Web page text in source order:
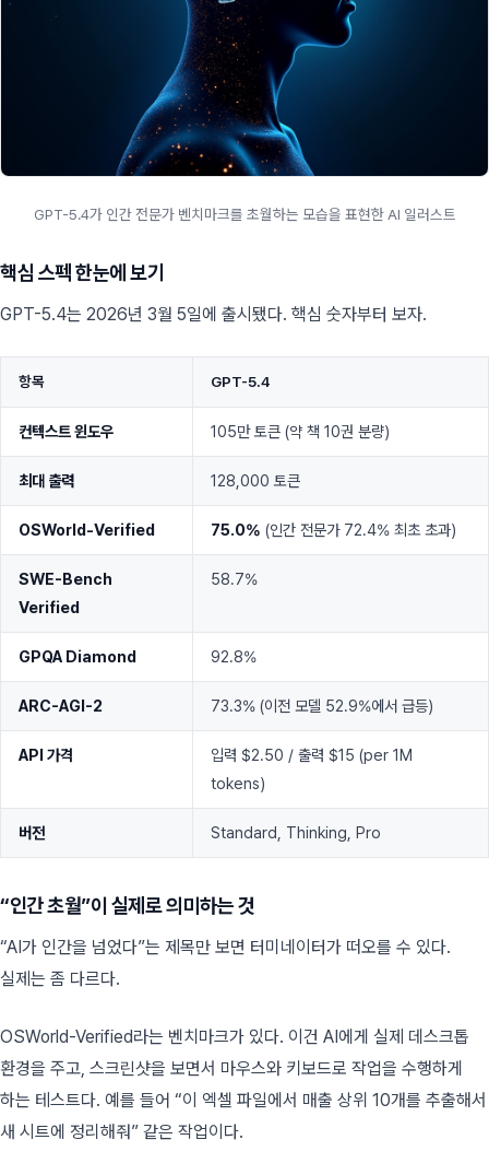
GPT-5.4가 인간 전문가 벤치마크를 초월하는 모습을 표현한 AI 일러스트
핵심 스펙 한눈에 보기
GPT-5.4는 2026년 3월 5일에 출시됐다. 핵심 숫자부터 보자.
항목 GPT-5.4
컨텍스트 윈도우 105만 토큰 (약 책 10권 분량)
최대 출력 128,000 토큰
OSWorld-Verified 75.0% (인간 전문가 72.4% 최초 초과)
SWE-Bench
Verified
58.7%
GPQA Diamond 92.8%
ARC-AGI-2 73.3% (이전 모델 52.9%에서 급등)
API 가격
입력 $2.50 / 출력 $15 (per 1M
tokens)
버전 Standard, Thinking, Pro
“인간 초월”이 실제로 의미하는 것
“AI가 인간을 넘었다”는 제목만 보면 터미네이터가 떠오를 수 있다.
실제는 좀 다르다.
OSWorld-Verified라는 벤치마크가 있다. 이건 AI에게 실제 데스크톱
환경을 주고, 스크린샷을 보면서 마우스와 키보드로 작업을 수행하게
하는 테스트다. 예를 들어 “이 엑셀 파일에서 매출 상위 10개를 추출해서
새 시트에 정리해줘” 같은 작업이다.